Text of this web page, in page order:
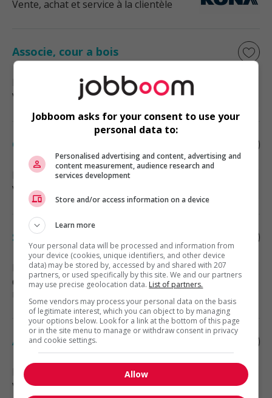
Vente, achat et service à la clientèle
Associe, cour a bois
Vente, achat et service à la clientèle
Caissier
Kamloops, BC
Vente, achat et service à la clientèle
Scieriecour
Kelowna, BC
Construction, production et
Associe de lequipe de nuit
Kelowna
Vente, achat et service à la clientèle
Jobboom asks for your consent to use your
personal data to:
Personalised advertising and content, advertising and
content measurement, audience research and
services development
Store and/or access information on a device
Learn more
Your personal data will be processed and information from
your device (cookies, unique identifiers, and other device
data) may be stored by, accessed by and shared with 207
partners, or used specifically by this site. We and our partners
may use precise geolocation data. List of partners.
Some vendors may process your personal data on the basis
of legitimate interest, which you can object to by managing
your options below. Look for a link at the bottom of this page
or in the site menu to manage or withdraw consent in privacy
and cookie settings.
Allow